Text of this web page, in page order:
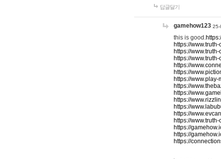
답글달기
gamehow123 25-
this is good.
https://
https://
https://
https://
https://
https://
https://
https://
https://
https://
https://
https://
https://
https://
https://